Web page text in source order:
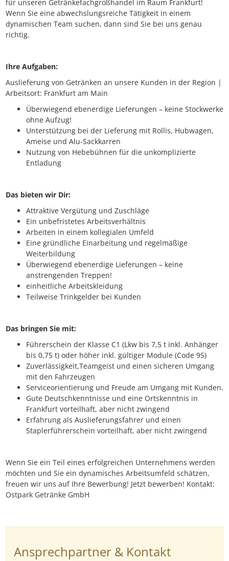
für unseren Getränkefachgroßhandel im Raum Frankfurt!
Wenn Sie eine abwechslungsreiche Tätigkeit in einem
dynamischen Team suchen, dann sind Sie bei uns genau
richtig.
Ihre Aufgaben:
Auslieferung von Getränken an unsere Kunden in der Region |
Arbeitsort: Frankfurt am Main
Überwiegend ebenerdige Lieferungen – keine Stockwerke
ohne Aufzug!
Unterstützung bei der Lieferung mit Rollis, Hubwagen,
Ameise und Alu-Sackkarren
Nutzung von Hebebühnen für die unkomplizierte
Entladung
Das bieten wir Dir:
Attraktive Vergütung und Zuschläge
Ein unbefristetes Arbeitsverhältnis
Arbeiten in einem kollegialen Umfeld
Eine gründliche Einarbeitung und regelmäßige
Weiterbildung
Überwiegend ebenerdige Lieferungen – keine
anstrengenden Treppen!
einheitliche Arbeitskleidung
Teilweise Trinkgelder bei Kunden
Das bringen Sie mit:
Führerschein der Klasse C1 (Lkw bis 7,5 t inkl. Anhänger
bis 0,75 t) oder höher inkl. gültiger Module (Code 95)
Zuverlässigkeit,Teamgeist und einen sicheren Umgang
mit den Fahrzeugen
Serviceorientierung und Freude am Umgang mit Kunden.
Gute Deutschkenntnisse und eine Ortskenntnis in
Frankfurt vorteilhaft, aber nicht zwingend
Erfahrung als Auslieferungsfahrer und einen
Staplerführerschein vorteilhaft, aber nicht zwingend
Wenn Sie ein Teil eines erfolgreichen Unternehmens werden
möchten und Sie ein dynamisches Arbeitsumfeld schätzen,
freuen wir uns auf Ihre Bewerbung! Jetzt bewerben! Kontakt:
Ostpark Getränke GmbH
Ansprechpartner & Kontakt